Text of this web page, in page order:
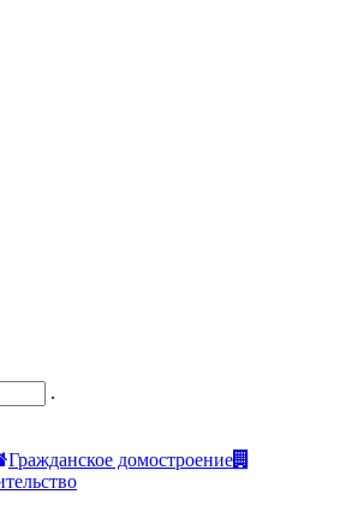
.
Гражданское домостроение